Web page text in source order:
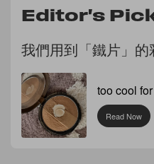
Editor's
我們用到「鐵片」的
too cool
Read Now